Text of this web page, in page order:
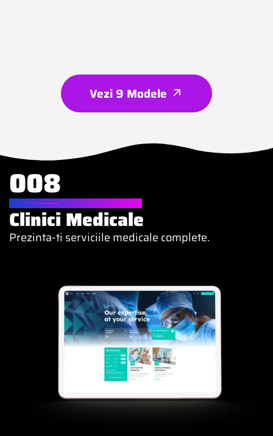
Vezi 9 Modele
008WEBSITE PENTRU
Clinici Medicale
Prezinta-ti serviciile medicale complete.